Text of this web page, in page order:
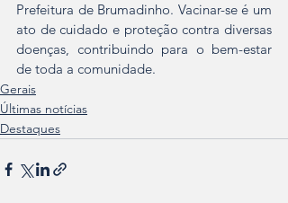
Prefeitura de Brumadinho. Vacinar-se é um
ato de cuidado e proteção contra diversas
doenças, contribuindo para o bem-estar
de toda a comunidade.
Gerais
Últimas notícias
Destaques